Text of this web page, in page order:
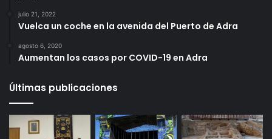
julio 21, 2022
Vuelca un coche en la avenida del Puerto de Adra
agosto 6, 2020
Aumentan los casos por COVID-19 en Adra
Últimas publicaciones